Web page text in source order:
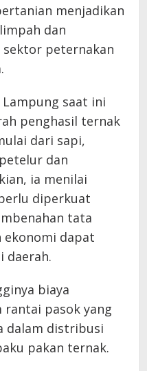
menjadikan
dan
peternakan
saat ini
penghasil ternak
dari sapi,
dan
ia menilai
diperkuat
tata
ekonomi dapat
daerah.
biaya
pasok yang
dalam distribusi
pakan ternak.